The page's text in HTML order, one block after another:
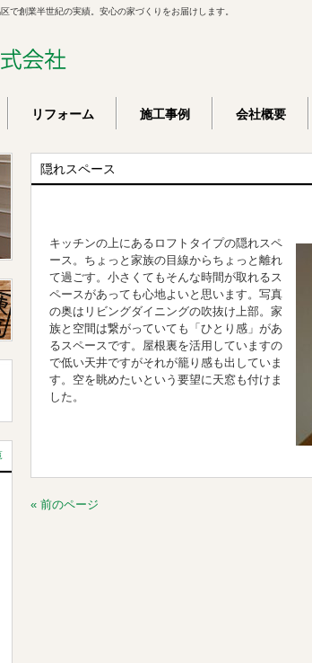
で創業半世紀の実績。安心の家づくりをお届けします。
リフォーム 施工事例 会社概要
隠れスペース
キッチンの上にあるロフトタイプの隠れスペ
ース。ちょっと家族の目線からちょっと離れ
て過ごす。小さくてもそんな時間が取れるス
ペースがあっても心地よいと思います。写真
の奥はリビングダイニングの吹抜け上部。家
族と空間は繋がっていても「ひとり感」があ
るスペースです。屋根裏を活用していますの
で低い天井ですがそれが籠り感も出していま
す。空を眺めたいという要望に天窓も付けま
した。
« 前のページ